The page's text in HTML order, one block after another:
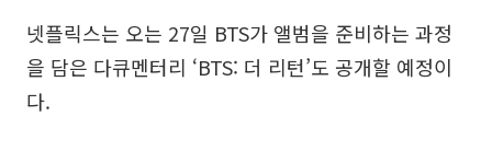
넷플릭스는 오는 27일 BTS가 앨범을 준비하는 과정
을 담은 다큐멘터리 ‘BTS: 더 리턴’도 공개할 예정이
다.